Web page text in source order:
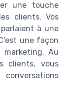
une touche
clients. Vos
à une
une façon
marketing. Au
clients, vous